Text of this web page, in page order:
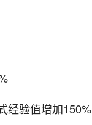
经验值增加150%